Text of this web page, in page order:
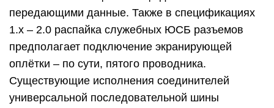
передающими данные. Также в спецификациях
1.х – 2.0 распайка служебных ЮСБ разъемов
предполагает подключение экранирующей
оплётки – по сути, пятого проводника.
Существующие исполнения соединителей
универсальной последовательной шины